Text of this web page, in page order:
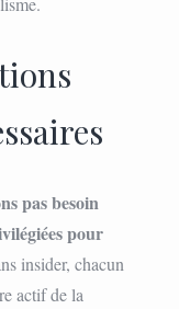
pas besoin
pour
insider, chacun
actif de la